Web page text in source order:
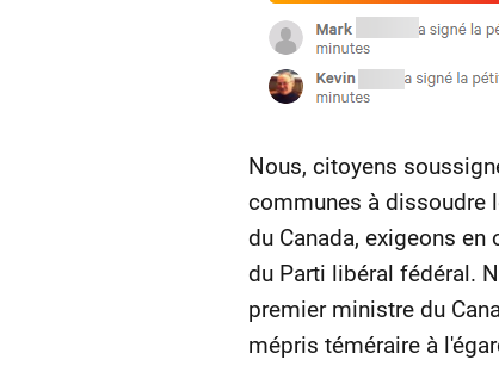
Nous, citoyens
communes à dissoudre
du Canada, exigeons
du Parti libéral fédéral.
premier ministre du
mépris téméraire à